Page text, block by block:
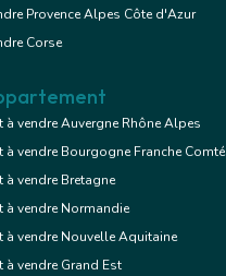
Provence Alpes Côte d'Azur
Corse
vendre Auvergne Rhône Alpes
vendre Bourgogne Franche Comté
vendre Bretagne
à vendre Normandie
à vendre Nouvelle Aquitaine
vendre Grand Est